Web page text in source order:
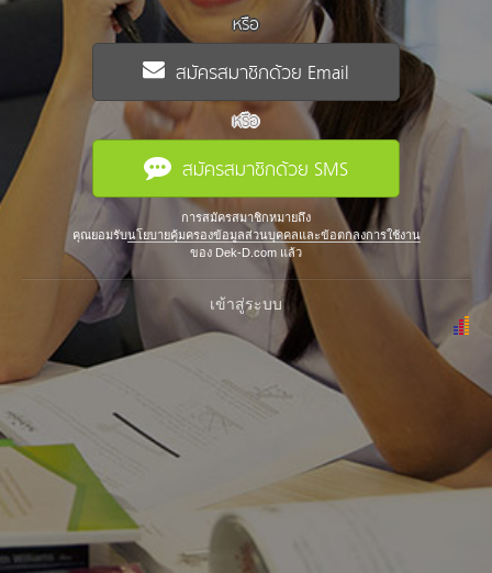
หรือ
สมัครสมาชิกด้วย Email
หรือ
สมัครสมาชิกด้วย SMS
การสมัครสมาชิกหมายถึง
คุณยอมรับนโยบายคุ้มครองข้อมูลส่วนบุคคลและข้อตกลงการใช้งาน
ของ Dek-D.com แล้ว
เข้าสู่ระบบ